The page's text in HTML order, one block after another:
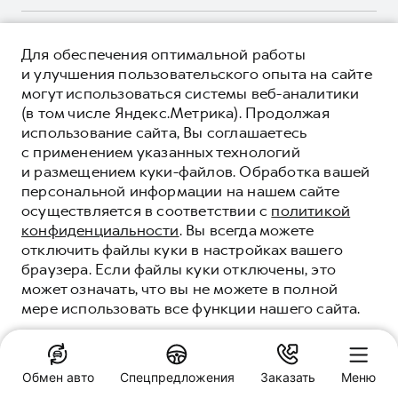
Система управления автопарком
Сервис для корпоративных клиентов
HAVAL Лизинг
Автомобильные аксессуары
Коллекция PRO
Коллекция Базовая
Коллекция Детская
Мобильное приложение GWM
Программа «HAVAL Защита+»
Руководства по эксплуатации
Подписки
Автомобильные аксессуары
Коллекция PRO
Коллекция Базовая
Коллекция Детская
ЦЕНЫ И ВЫГОДЫ
ЮРИДИЧЕСКАЯ ИНФОРМАЦИЯ
Вся представленная на сайте информация, касающаяся
автомобилей и сервисного обслуживания, носит
информационный характер и не является публичной офертой.
Все цены, указанные на данном сайте, носят информационный
характер и являются максимально рекомендуемыми
розничными ценами по расчетам дистрибьютора (ООО «Грейт
Волл Мотор Рус»). Для получения подробной информации
просьба обращаться к ближайшему официальному дилеру ООО
«Грейт Волл Мотор Рус» либо по телефону Горячей линии 8 (800)
511-59-86, либо на сайте. Опубликованная на данном сайте
информация может быть изменена в любое время без
****На некоторых автомобилях HAVAL может отсутствовать
система / устройство вызова экстренных оперативных служб
(блок ЭРА-ГЛОНАСС).
Показать все
© 2026 ООО «Грейт Волл Мотор Рус»
© 2026 ООО «Сибинпэкс-НК»
Политика конфиденциальности
Юридическая информация
Сделано в ПЕРКС
Для обеспечения оптимальной работы
и улучшения пользовательского опыта на сайте
могут использоваться системы веб-аналитики
(в том числе Яндекс.Метрика). Продолжая
использование сайта, Вы соглашаетесь
с применением указанных технологий
и размещением куки-файлов. Обработка вашей
персональной информации на нашем сайте
осуществляется в соответствии с политикой
конфиденциальности. Вы всегда можете
отключить файлы куки в настройках вашего
браузера. Если файлы куки отключены, это
может означать, что вы не можете в полной
мере использовать все функции нашего сайта.
ПОНЯТНО
Обмен авто Спецпредложения Заказать Меню